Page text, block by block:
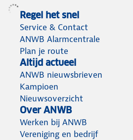
Regel het snel
Service & Contact
ANWB Alarmcentrale
Plan je route
Altijd actueel
ANWB nieuwsbrieven
Kampioen
Nieuwsoverzicht
Over ANWB
Werken bij ANWB
Vereniging en bedrijf